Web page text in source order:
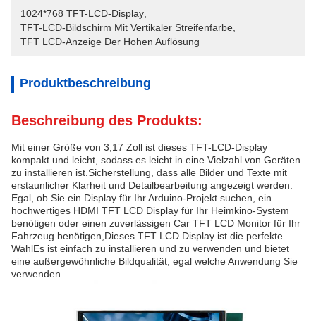
1024*768 TFT-LCD-Display
TFT-LCD-Bildschirm Mit Vertikaler Streifenfarbe
TFT LCD-Anzeige Der Hohen Auflösung
Produktbeschreibung
Beschreibung des Produkts:
Mit einer Größe von 3,17 Zoll ist dieses TFT-LCD-Display
kompakt und leicht, sodass es leicht in eine Vielzahl von Geräten
zu installieren ist.Sicherstellung, dass alle Bilder und Texte mit
erstaunlicher Klarheit und Detailbearbeitung angezeigt werden.
Egal, ob Sie ein Display für Ihr Arduino-Projekt suchen, ein
hochwertiges HDMI TFT LCD Display für Ihr Heimkino-System
benötigen oder einen zuverlässigen Car TFT LCD Monitor für Ihr
Fahrzeug benötigen,Dieses TFT LCD Display ist die perfekte
WahlEs ist einfach zu installieren und zu verwenden und bietet
eine außergewöhnliche Bildqualität, egal welche Anwendung Sie
verwenden.